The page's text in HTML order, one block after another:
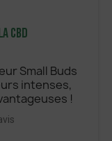
CBD
Small Buds
intenses,
!